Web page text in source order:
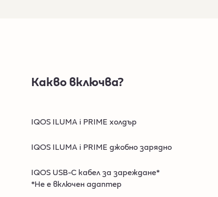
Какво включва?
IQOS ILUMA i PRIME холдър​
IQOS ILUMA i PRIME джобно зарядно​
IQOS USB-C кабел за зареждане*​
*Не е включен адаптер​